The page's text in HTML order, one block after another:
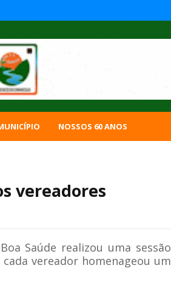
NOSSOS 60 ANOS
vereadores
Saúde realizou uma sessão
cada vereador homenageou um